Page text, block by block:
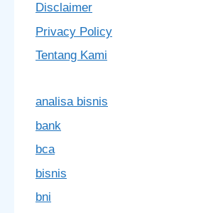
Disclaimer
Privacy Policy
Tentang Kami
analisa bisnis
bank
bca
bisnis
bni